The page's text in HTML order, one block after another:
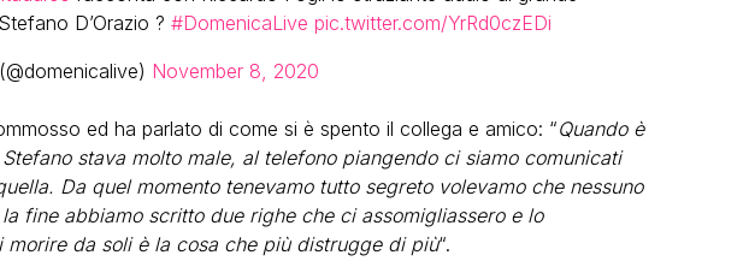
D’Orazio ? #DomenicaLive pic.twitter.com/YrRd0czEDi
November 8, 2020
ed ha parlato di come si è spento il collega e amico: “Quando è
stava molto male, al telefono piangendo ci siamo comunicati
Da quel momento tenevamo tutto segreto volevamo che nessuno
fine abbiamo scritto due righe che ci assomigliassero e lo
morire da soli è la cosa che più distrugge di più“.